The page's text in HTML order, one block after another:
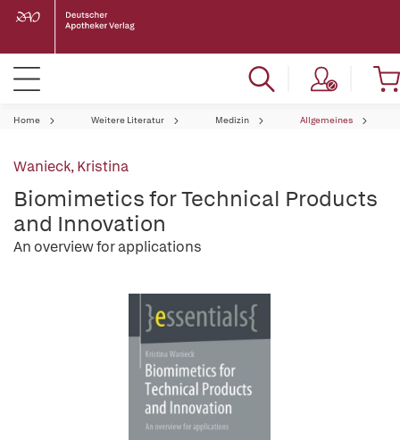
Home Weitere Literatur Medizin Allgemeines
Wanieck, Kristina
Biomimetics for Technical Products
and Innovation
An overview for applications